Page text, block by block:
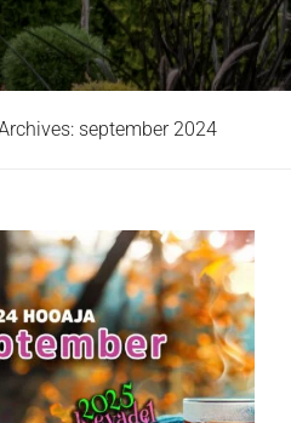
september 2024